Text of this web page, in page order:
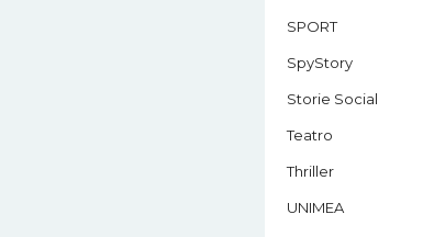
SPORT
SpyStory
Storie Social
Teatro
Thriller
UNIMEA